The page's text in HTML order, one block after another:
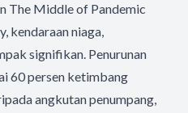
The Middle of Pandemic
kendaraan niaga,
signifikan. Penurunan
60 persen ketimbang
angkutan penumpang,